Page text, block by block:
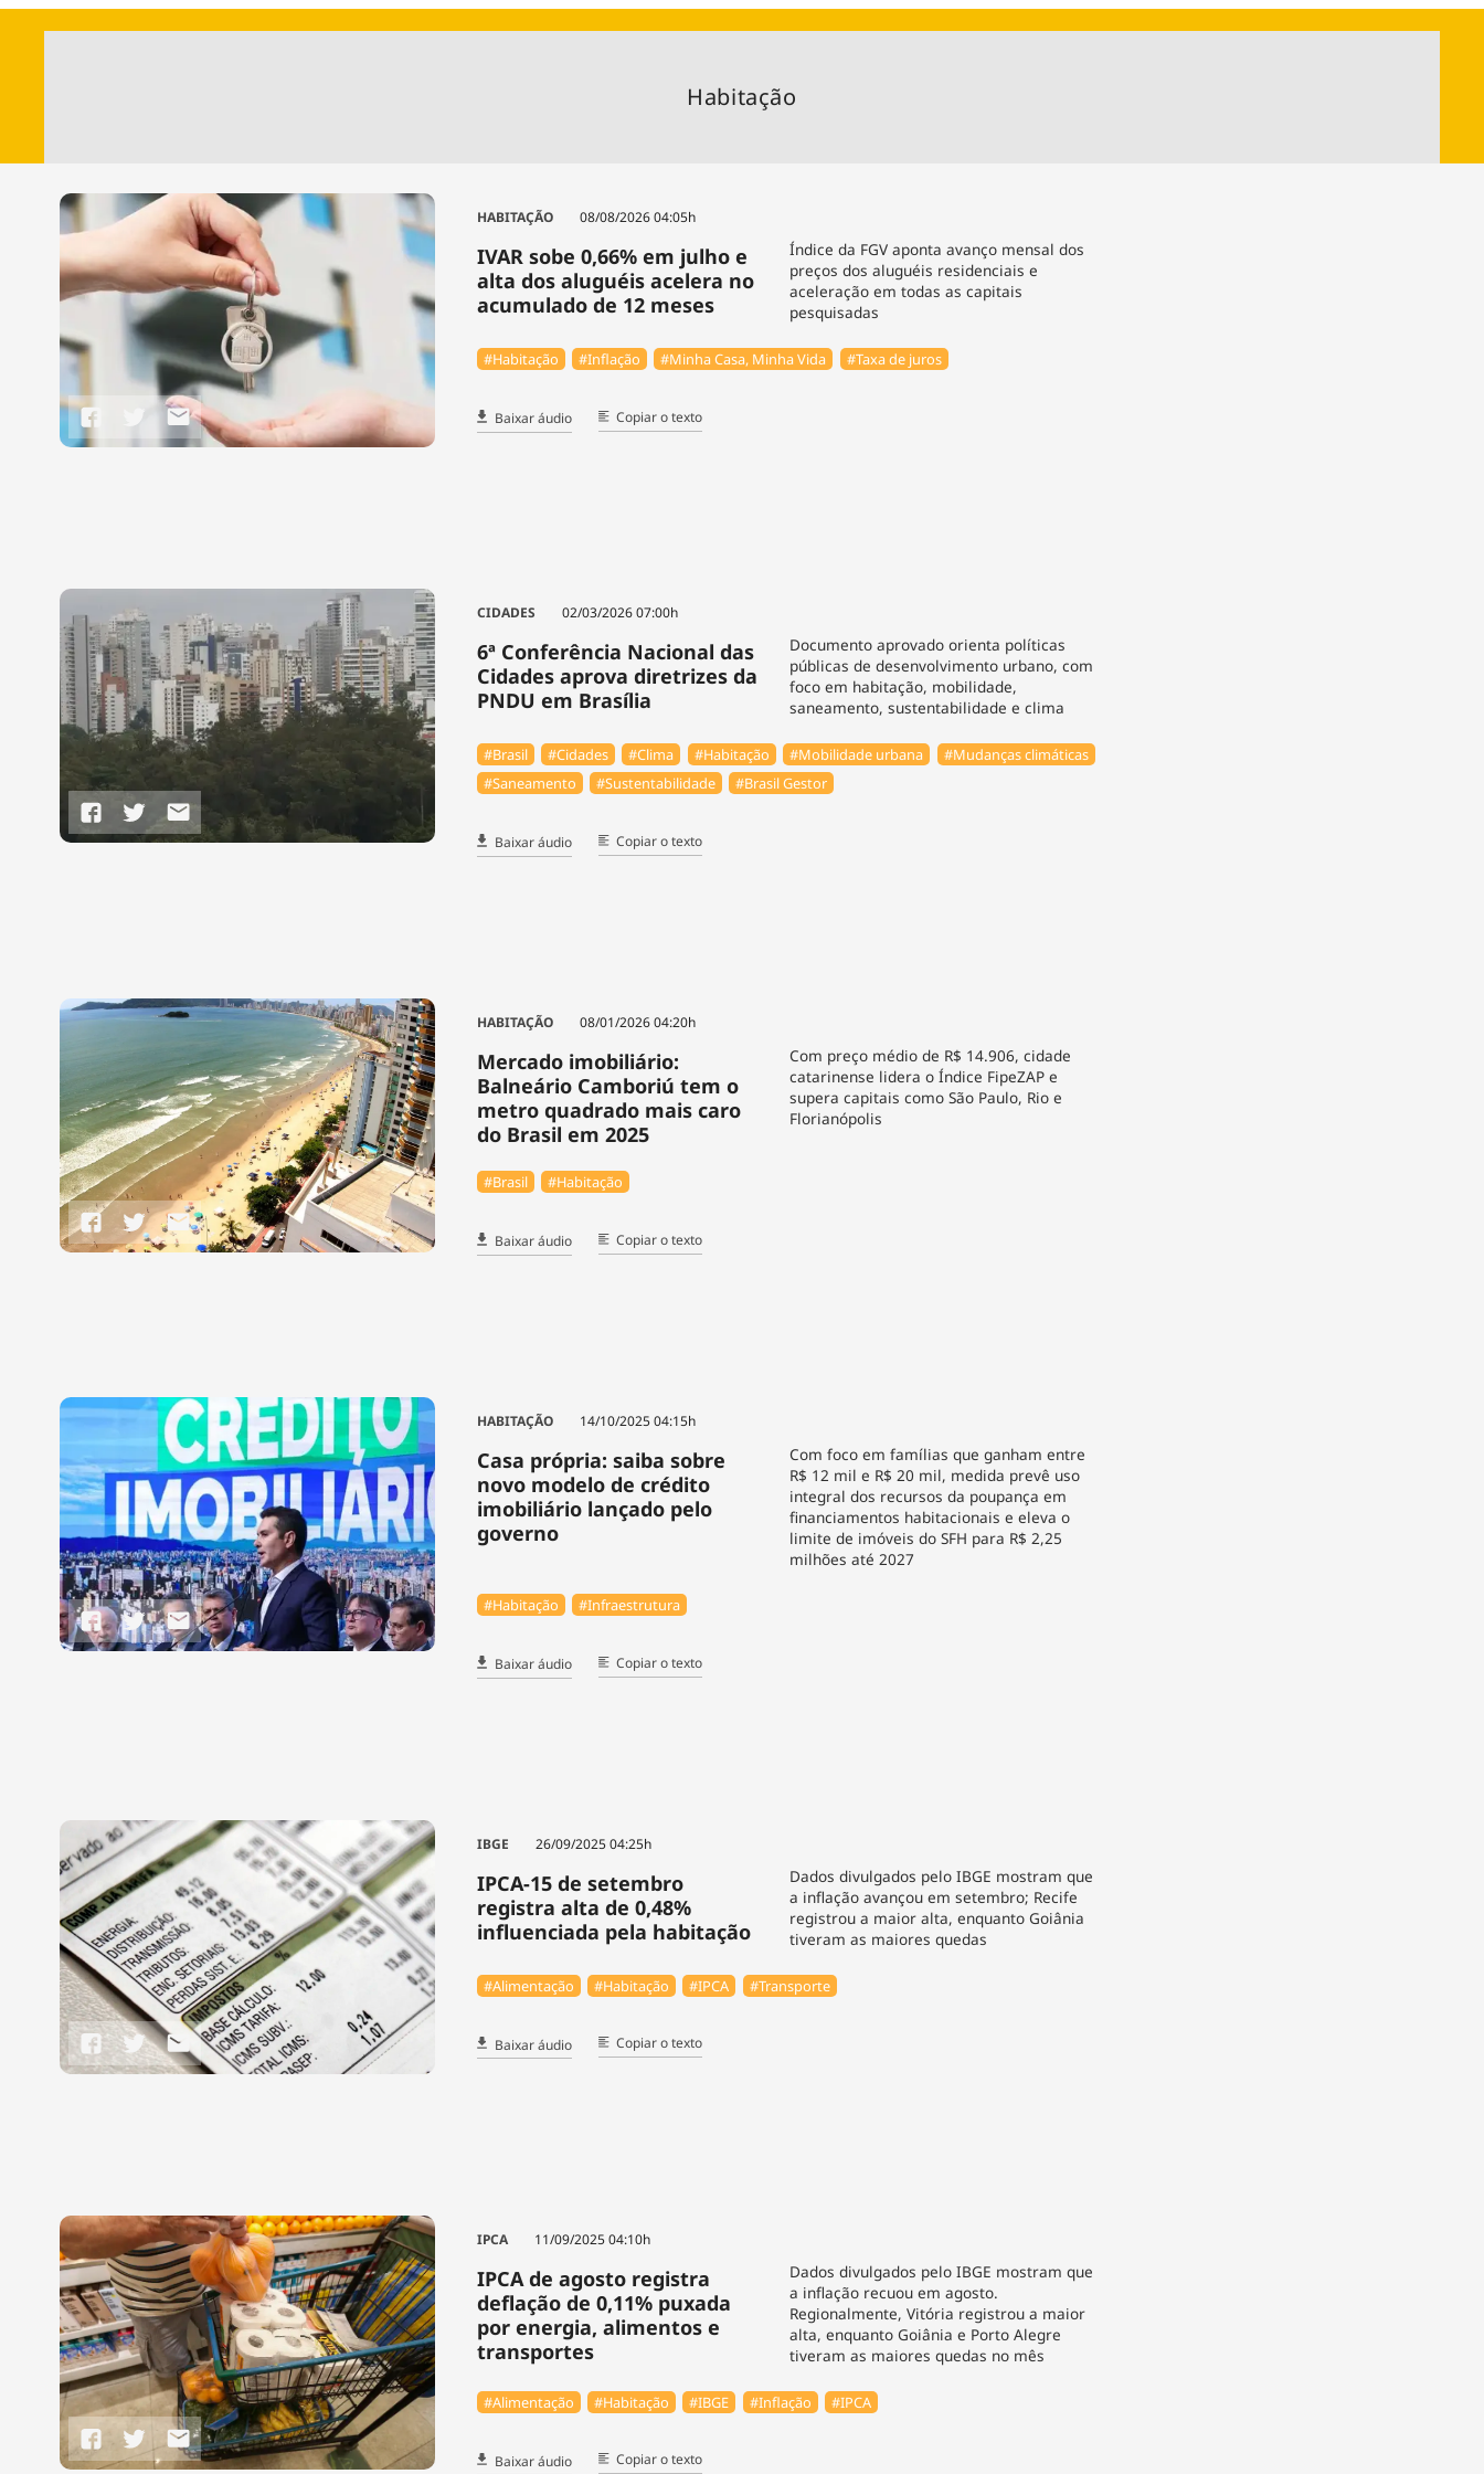
Habitação
HABITAÇÃO 08/08/2026 04:05h
IVAR sobe 0,66% em julho e
alta dos aluguéis acelera no
acumulado de 12 meses
Índice da FGV aponta avanço mensal dos
preços dos aluguéis residenciais e
aceleração em todas as capitais
pesquisadas
#Habitação #Inflação #Minha Casa, Minha Vida #Taxa de juros
Baixar áudio Copiar o texto
CIDADES 02/03/2026 07:00h
6ª Conferência Nacional das
Cidades aprova diretrizes da
PNDU em Brasília
Documento aprovado orienta políticas
públicas de desenvolvimento urbano, com
foco em habitação, mobilidade,
saneamento, sustentabilidade e clima
#Brasil #Cidades #Clima #Habitação #Mobilidade urbana
#Mudanças climáticas
#Saneamento
#Sustentabilidade #Brasil Gestor
Baixar áudio Copiar o texto
HABITAÇÃO 08/01/2026 04:20h
Mercado imobiliário:
Balneário Camboriú tem o
metro quadrado mais caro
do Brasil em 2025
Com preço médio de R$ 14.906, cidade
catarinense lidera o Índice FipeZAP e
supera capitais como São Paulo, Rio e
Florianópolis
#Brasil #Habitação
Baixar áudio Copiar o texto
HABITAÇÃO 14/10/2025 04:15h
Casa própria: saiba sobre
novo modelo de crédito
imobiliário lançado pelo
governo
Com foco em famílias que ganham entre
R$ 12 mil e R$ 20 mil, medida prevê uso
integral dos recursos da poupança em
financiamentos habitacionais e eleva o
limite de imóveis do SFH para R$ 2,25
milhões até 2027
#Habitação #Infraestrutura
Baixar áudio Copiar o texto
IBGE 26/09/2025 04:25h
IPCA-15 de setembro
registra alta de 0,48%
influenciada pela habitação
Dados divulgados pelo IBGE mostram que
a inflação avançou em setembro; Recife
registrou a maior alta, enquanto Goiânia
tiveram as maiores quedas
#Alimentação #Habitação #IPCA #Transporte
Baixar áudio Copiar o texto
IPCA 11/09/2025 04:10h
IPCA de agosto registra
deflação de 0,11% puxada
por energia, alimentos e
transportes
Dados divulgados pelo IBGE mostram que
a inflação recuou em agosto.
Regionalmente, Vitória registrou a maior
alta, enquanto Goiânia e Porto Alegre
tiveram as maiores quedas no mês
#Alimentação #Habitação #IBGE #Inflação #IPCA
Baixar áudio Copiar o texto